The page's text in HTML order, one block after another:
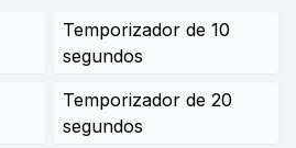
Temporizador de 10
segundos
Temporizador de 20
segundos